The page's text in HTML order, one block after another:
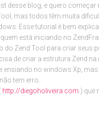
desse blog, e quero
mas todos têm muita
Esse tutorial é bem
está iniciando no
do Zend Tool para criar seus
de criar a estrutura Zend na
ensiando no windows Xp,
tem erro.
http://diegoholiveira.com ) que